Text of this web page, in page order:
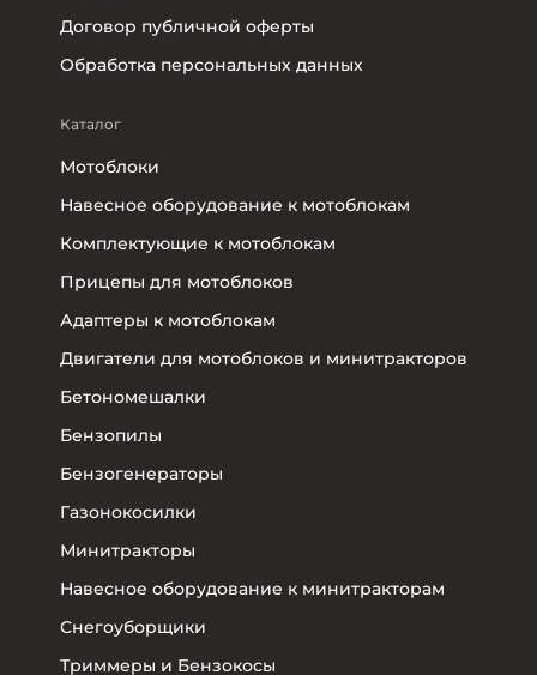
Договор публичной оферты
Обработка персональных данных
Каталог
Мотоблоки
Навесное оборудование к мотоблокам
Комплектующие к мотоблокам
Прицепы для мотоблоков
Адаптеры к мотоблокам
Двигатели для мотоблоков и минитракторов
Бетономешалки
Бензопилы
Бензогенераторы
Газонокосилки
Минитракторы
Навесное оборудование к минитракторам
Снегоуборщики
Триммеры и Бензокосы